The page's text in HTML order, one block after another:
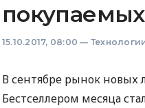
15.10.2017, 08:00 —
В сентябре рынок новых
Бестселлером месяца